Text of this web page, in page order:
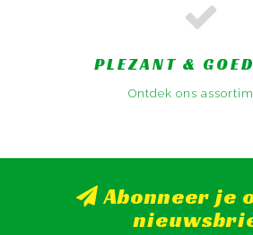
PLEZANT &
Ontdek ons
Abonneer je